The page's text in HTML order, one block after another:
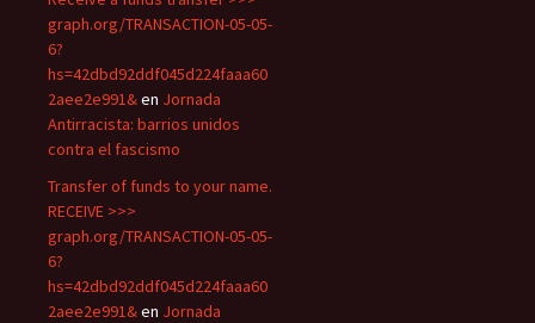
graph.org/TRANSACTION-05-05-
6?
hs=42dbd92ddf045d224faaa60
2aee2e991&en Jornada
Antirracista: barrios unidos
contra el fascismo
Transfer of funds to your name.
RECEIVE >>>
graph.org/TRANSACTION-05-05-
6?
hs=42dbd92ddf045d224faaa60
2aee2e991&en Jornada